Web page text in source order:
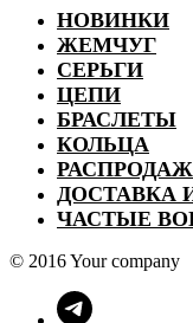
НОВИНКИ
ЖЕМЧУГ
СЕРЬГИ
ЦЕПИ
БРАСЛЕТЫ
КОЛЬЦА
ДОСТАВКА
ЧАСТЫЕ
© 2016 Your company